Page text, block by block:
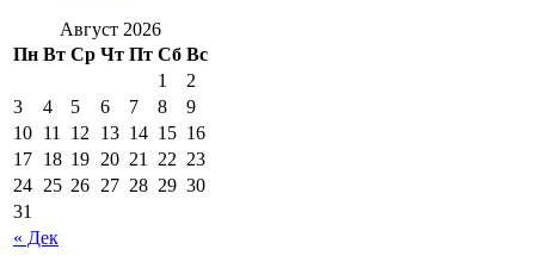
Август 2026
Пн Вт Ср Чт Пт Сб Вс
« Дек
1
2
3
4 5 6 7 8
9
10 11 12 13 14 15 16
17 18 19 20 21 22 23
24 25 26 27 28 29 30
31